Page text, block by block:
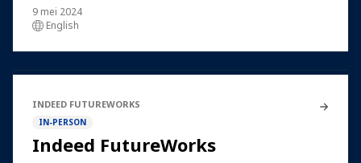
9 mei 2024
English
INDEED FUTUREWORKS
IN-PERSON
Indeed FutureWorks